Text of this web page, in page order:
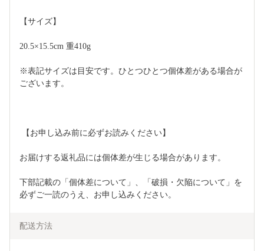
【サイズ】
20.5×15.5cm 重410g
※表記サイズは目安です。ひとつひとつ個体差がある場合が
ございます。
【お申し込み前に必ずお読みください】
お届けする返礼品には個体差が生じる場合があります。
下部記載の「個体差について」、「破損・欠陥について」を
必ずご一読のうえ、お申し込みください。
配送方法